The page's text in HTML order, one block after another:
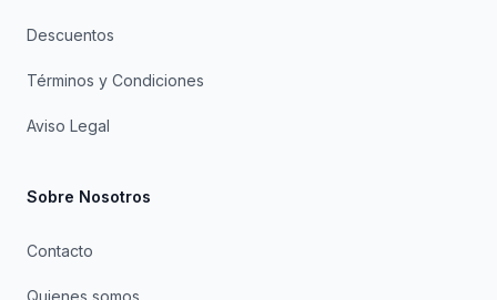
Descuentos
Términos y Condiciones
Aviso Legal
Sobre Nosotros
Contacto
Quienes somos